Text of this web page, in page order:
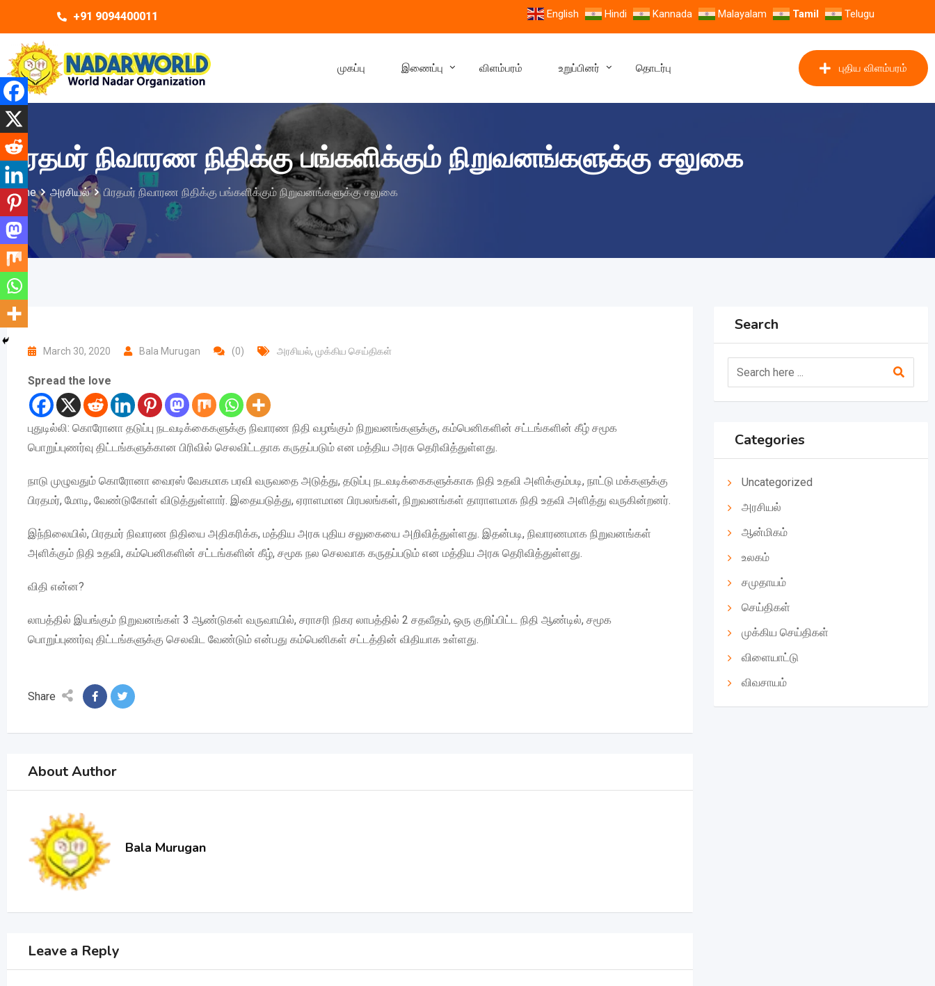
+91 9094400011 English Hindi Kannada Malayalam Tamil Telugu
முகப்பு இணைப்பு விளம்பரம் உறுப்பினர் தொடர்பு புதிய விளம்பரம்
பிரதமர் நிவாரண நிதிக்கு பங்களிக்கும் நிறுவனங்களுக்கு சலுகை
Home அரசியல் பிரதமர் நிவாரண நிதிக்கு பங்களிக்கும் நிறுவனங்களுக்கு சலுகை
March 30, 2020 Bala Murugan (0) அரசியல், முக்கிய செய்திகள்
Spread the love
புதுடில்லி: கொரோனா தடுப்பு நடவடிக்கைகளுக்கு நிவாரண நிதி வழங்கும் நிறுவனங்களுக்கு, கம்பெனிகளின் சட்டங்களின் கீழ் சமூக
பொறுப்புணர்வு திட்டங்களுக்கான பிரிவில் செலவிட்டதாக கருதப்படும் என மத்திய அரசு தெரிவித்துள்ளது.
நாடு முழுவதும் கொரோனா வைரஸ் வேகமாக பரவி வருவதை அடுத்து, தடுப்பு நடவடிக்கைகளுக்காக நிதி உதவி அளிக்கும்படி, நாட்டு மக்களுக்கு
பிரதமர், மோடி, வேண்டுகோள் விடுத்துள்ளார். இதையடுத்து, ஏராளமான பிரபலங்கள், நிறுவனங்கள் தாராளமாக நிதி உதவி அளித்து வருகின்றனர்.
இந்நிலையில், பிரதமர் நிவாரண நிதியை அதிகரிக்க, மத்திய அரசு புதிய சலுகையை அறிவித்துள்ளது. இதன்படி, நிவாரணமாக நிறுவனங்கள்
அளிக்கும் நிதி உதவி, கம்பெனிகளின் சட்டங்களின் கீழ், சமூக நல செலவாக கருதப்படும் என மத்திய அரசு தெரிவித்துள்ளது.
விதி என்ன?
லாபத்தில் இயங்கும் நிறுவனங்கள் 3 ஆண்டுகள் வருவாயில், சராசரி நிகர லாபத்தில் 2 சதவீதம், ஒரு குறிப்பிட்ட நிதி ஆண்டில், சமூக
பொறுப்புணர்வு திட்டங்களுக்கு செலவிட வேண்டும் என்பது கம்பெனிகள் சட்டத்தின் விதியாக உள்ளது.
Share
About Author
Bala Murugan
Leave a Reply
Search
Categories
Uncategorized
அரசியல்
ஆன்மிகம்
உலகம்
சமுதாயம்
செய்திகள்
முக்கிய செய்திகள்
விளையாட்டு
விவசாயம்